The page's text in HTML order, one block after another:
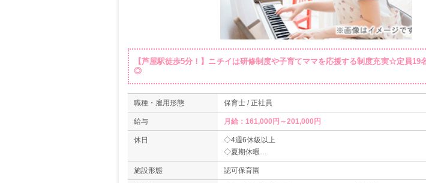
【芦屋駅徒歩5分！】ニチイは研修制度や子育てママを応援する制度充実☆定員19
◎
職種・雇用形態 保育士 / 正社員
給与 月給：161,000円～201,000円
休日
◇4週6休級以上
◇夏期休暇
◇年末年始休暇
◇育児休暇
施設形態 認可保育園